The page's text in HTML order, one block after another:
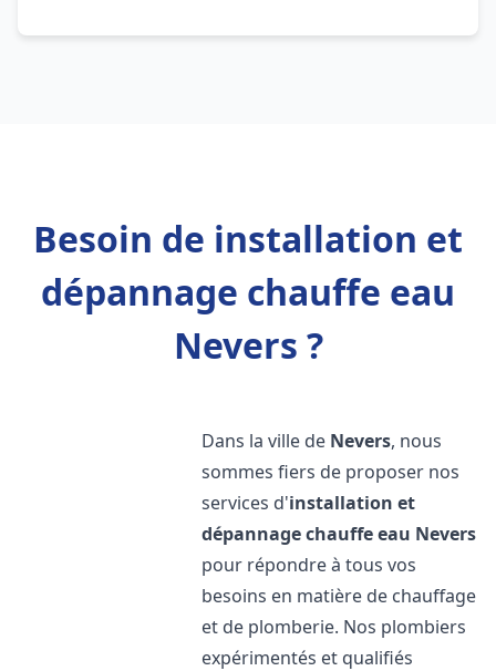
Besoin de installation et
dépannage chauffe eau
Nevers ?
Dans la ville de Nevers, nous
sommes fiers de proposer nos
services d'installation et
dépannage chauffe eau Nevers
pour répondre à tous vos
besoins en matière de chauffage
et de plomberie. Nos plombiers
expérimentés et qualifiés